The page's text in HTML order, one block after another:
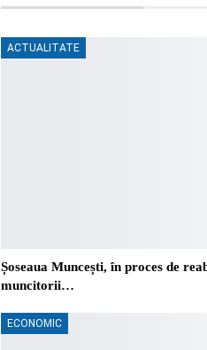
ACTUALITATE
Șoseaua Muncești, în proces de
muncitorii…
ECONOMIC